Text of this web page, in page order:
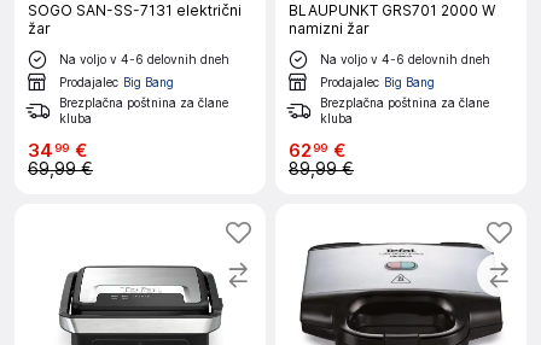
SOGO SAN-SS-7131 električni
žar
Na voljo v 4-6 delovnih dneh
Prodajalec Big Bang
Brezplačna poštnina za člane
kluba
3499 €
69,99 €
BLAUPUNKT GRS701 2000 W
namizni žar
Na voljo v 4-6 delovnih dneh
Prodajalec Big Bang
Brezplačna poštnina za člane
kluba
6299 €
89,99 €